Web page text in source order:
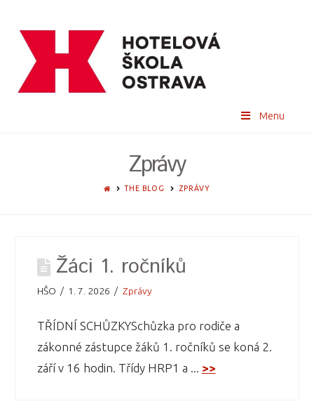
Menu
Zprávy
HOMETHE BLOG ZPRÁVY
Žáci 1. ročníků
HŠO 1. 7. 2026 Zprávy
TŘÍDNÍ SCHŮZKYSchůzka pro rodiče a
zákonné zástupce žáků 1. ročníků se koná 2.
září v 16 hodin. Třídy HRP1 a ... >>